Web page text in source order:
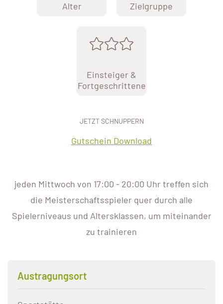
Alter Zielgruppe
Einsteiger &
Fortgeschrittene
JETZT SCHNUPPERN
Gutschein Download
jeden Mittwoch von 17:00 - 20:00 Uhr treffen sich
die Meisterschaftsspieler quer durch alle
Spielerniveaus und Altersklassen, um miteinander
zu trainieren
Austragungsort